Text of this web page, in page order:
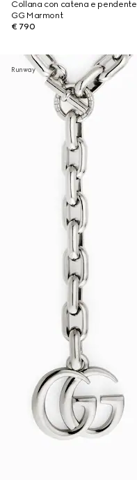
Collana con catena e pendente
GG Marmont
€ 790
Runway